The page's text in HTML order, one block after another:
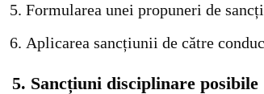
Formularea unei propuneri de
Aplicarea sancțiunii de către
5. Sancțiuni disciplinare posibile